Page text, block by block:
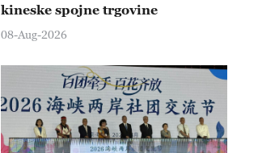
kineske spojne trgovine
08-Aug-2026